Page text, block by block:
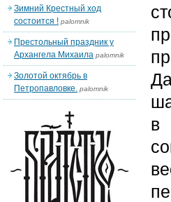
в
Зимний Крестный ход
состоится ! palomnik
Престольный праздник у
Архангела Михаила palomnik
Золотой октябрь в
Петропавловке. palomnik